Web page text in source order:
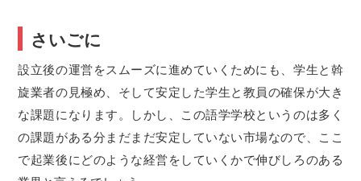
さいごに
設立後の運営をスムーズに進めていくためにも、学生と斡
旋業者の見極め、そして安定した学生と教員の確保が大き
な課題になります。しかし、この語学学校というのは多く
の課題がある分まだまだ安定していない市場なので、ここ
で起業後にどのような経営をしていくかで伸びしろのある